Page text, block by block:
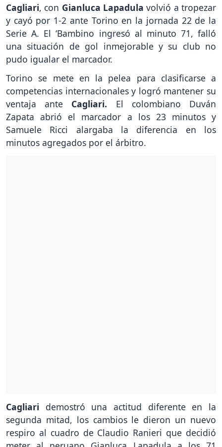
Cagliari, con Gianluca Lapadulavolvió a tropezar
y cayó por 1-2 ante Torino en la jornada 22 de la
Serie A. El ‘Bambino ingresó al minuto 71, falló
una situación de gol inmejorable y su club no
pudo igualar el marcador.
Torino se mete en la pelea para clasificarse a
competencias internacionales y logró mantener su
ventaja ante Cagliari. El colombiano Duván
Zapata abrió el marcador a los 23 minutos y
Samuele Ricci alargaba la diferencia en los
minutos agregados por el árbitro.
Cagliari demostró una actitud diferente en la
segunda mitad, los cambios le dieron un nuevo
respiro al cuadro de Claudio Ranieri que decidió